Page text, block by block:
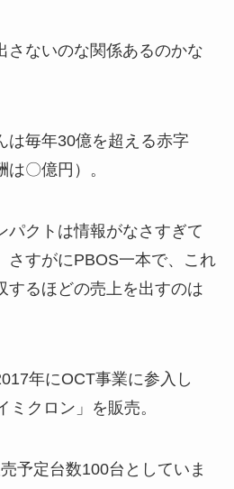
さないのな関係あるのかな
は毎年30億を超える赤字
は〇億円）。
パクトは情報がなさすぎて
さすがにPBOS一本で、これ
するほどの売上を出すのは
年にOCT事業に参入し
ミクロン」を販売。
予定台数100台としていま